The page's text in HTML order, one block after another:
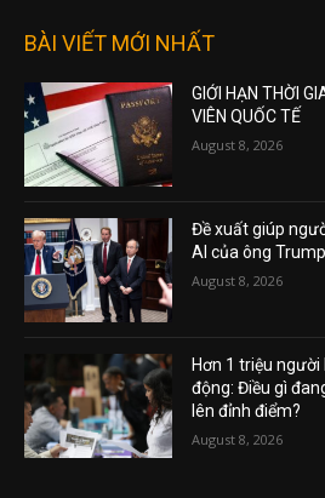
BÀI VIẾT MỚI NHẤT
GIỚI HẠN THỜI
VIÊN QUỐC TẾ
August 8, 2026
Đề xuất giúp
AI của ông Trump
August 8, 2026
Hơn 1 triệu
động: Điều gì
lên đỉnh điểm?
August 8, 2026